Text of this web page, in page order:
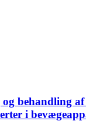
behandling af
i